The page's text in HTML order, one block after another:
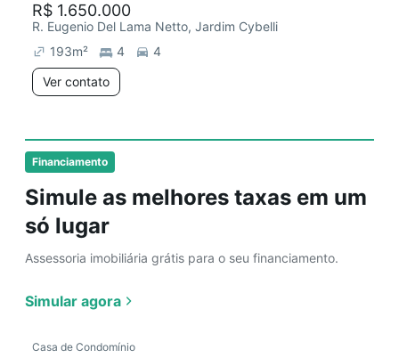
Financiamento
Simule as melhores taxas em um
só lugar
Assessoria imobiliária grátis para o seu financiamento.
Simular agora
R$ 1.650.000
R. Eugenio Del Lama Netto, Jardim Cybelli
193m² 4
4
Ver contato
Casa de Condomínio